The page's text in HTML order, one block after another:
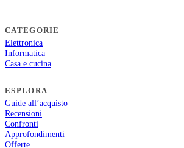
CATEGORIE
Elettronica
Informatica
Casa e cucina
ESPLORA
Guide all’acquisto
Recensioni
Confronti
Approfondimenti
Offerte